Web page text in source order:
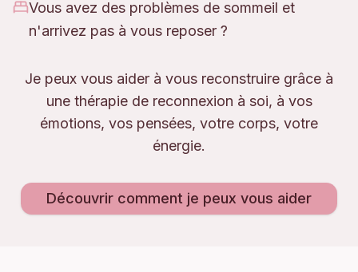
Vous avez des problèmes de sommeil et
n'arrivez pas à vous reposer ?
Je peux vous aider à vous reconstruire grâce à
une thérapie de reconnexion à soi, à vos
émotions, vos pensées, votre corps, votre
énergie.
Découvrir comment je peux vous aider